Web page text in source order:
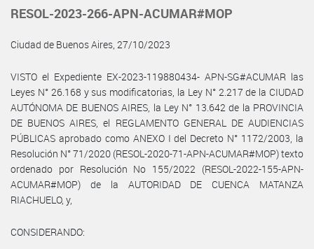
RESOL-2023-266-APN-ACUMAR#MOP
Ciudad de Buenos Aires, 27/10/2023
VISTO el Expediente EX-2023-119880434- APN-SG#ACUMAR las
Leyes N° 26.168 y sus modificatorias, la Ley N° 2.217 de la CIUDAD
AUTÓNOMA DE BUENOS AIRES, la Ley N° 13.642 de la PROVINCIA
DE BUENOS AIRES, el REGLAMENTO GENERAL DE AUDIENCIAS
PÚBLICAS aprobado como ANEXO I del Decreto N° 1172/2003, la
Resolución N° 71/2020 (RESOL-2020-71-APN-ACUMAR#MOP) texto
ordenado por Resolución No 155/2022 (RESOL-2022-155-APN-
ACUMAR#MOP) de la AUTORIDAD DE CUENCA MATANZA
RIACHUELO, y,
CONSIDERANDO: